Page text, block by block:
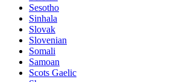
Sesotho
Sinhala
Slovak
Slovenian
Somali
Samoan
Scots Gaelic